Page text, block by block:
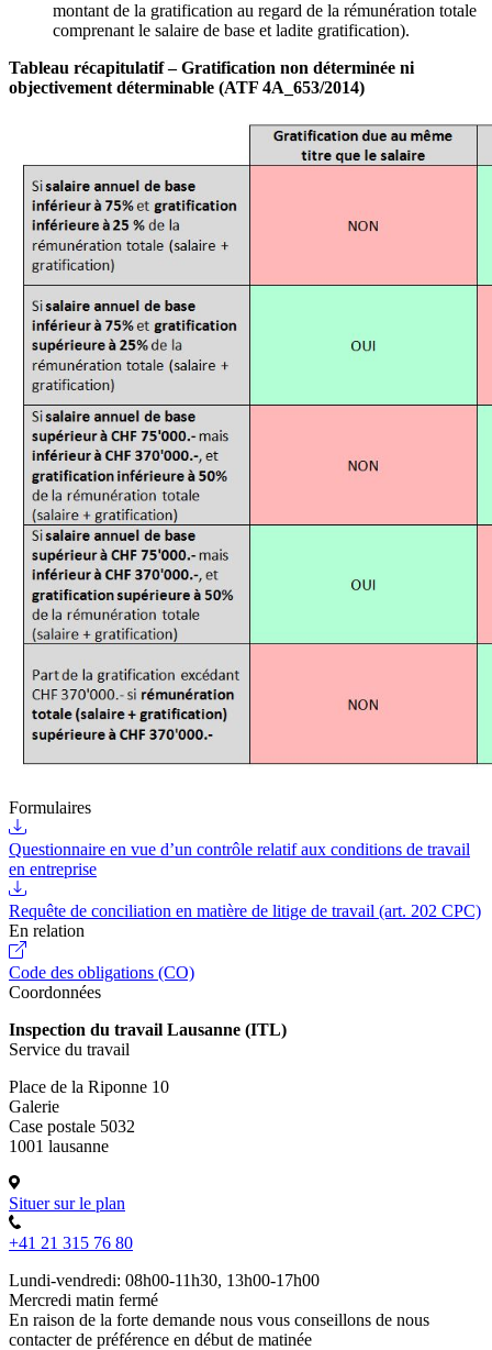
montant de la gratification au regard de la rémunération totale
comprenant le salaire de base et ladite gratification).
Tableau récapitulatif – Gratification non déterminée ni
objectivement déterminable (ATF 4A_653/2014)
Formulaires
Questionnaire en vue d’un contrôle relatif aux conditions de travail
en entreprise
Requête de conciliation en matière de litige de travail (art. 202 CPC)
En relation
Code des obligations (CO)
Coordonnées
Inspection du travail Lausanne (ITL)
Service du travail
Place de la Riponne 10
Galerie
Case postale 5032
1001 lausanne
Situer sur le plan
+41 21 315 76 80
Lundi-vendredi: 08h00-11h30, 13h00-17h00
Mercredi matin fermé
En raison de la forte demande nous vous conseillons de nous
contacter de préférence en début de matinée